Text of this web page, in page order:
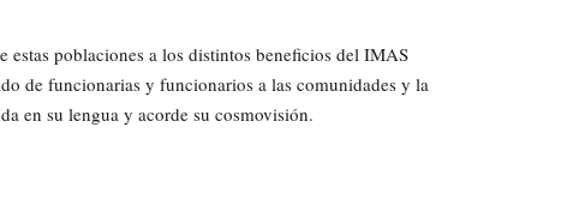
poblaciones a los distintos beneficios del IMAS
de funcionarias y funcionarios a las comunidades y la
en su lengua y acorde su cosmovisión.